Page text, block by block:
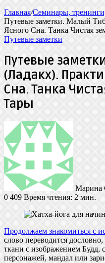
Главная/Семинары,
Путевые заметки. Малый
Ясного Сна. Танка Чистая
Путевые заметки
Путевые
(Ладакх).
Сна. Танка
Тары
Марина
0 409 Время чтения: 2 мин.
Продолжаем знакомиться с
слово переводится
ткани с изображением Будд,
персонажей, мандал или